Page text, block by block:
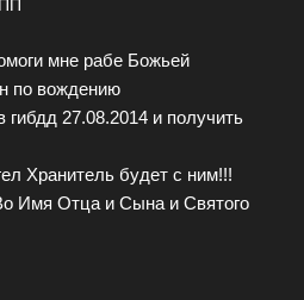
мне рабе Божьей
по вождению
27.08.2014 и получить
Хранитель будет с ним!!!
Имя Отца и Сына и Святого